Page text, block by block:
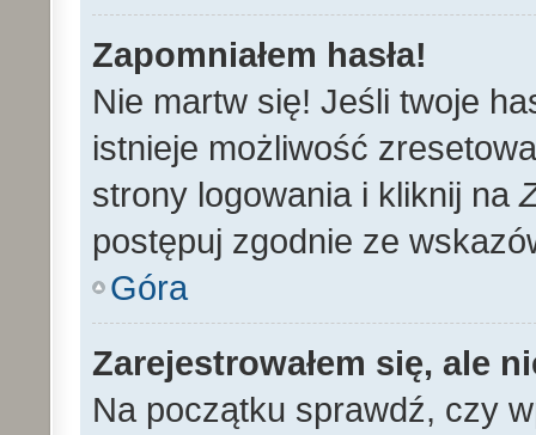
Zapomniałem hasła!
Nie martw się! Jeśli twoje
istnieje możliwość
strony logowania i kliknij na
postępuj zgodnie ze
Góra
Zarejestrowałem się, ale
Na początku sprawdź, czy